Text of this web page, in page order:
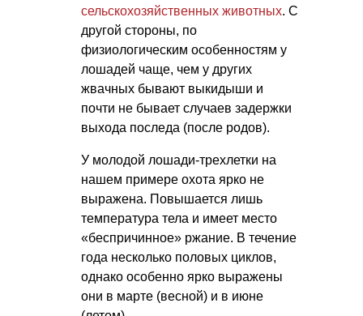
сельскохозяйственных животных. С
другой стороны, по
физиологическим особенностям у
лошадей чаще, чем у других
жвачных бывают выкидыши и
почти не бывает случаев задержки
выхода последа (после родов).
У молодой лошади-трехлетки на
нашем примере охота ярко не
выражена. Повышается лишь
температура тела и имеет место
«беспричинное» ржание. В течение
года несколько половых циклов,
однако особенно ярко выражены
они в марте (весной) и в июне